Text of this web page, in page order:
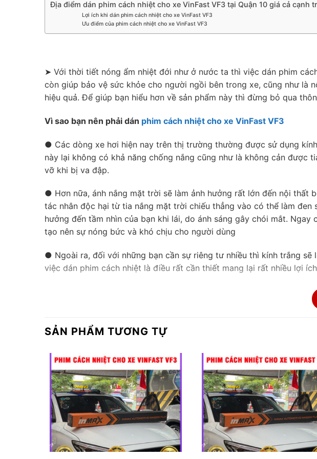
Địa điểm dán phim cách nhiệt cho xe VinFast VF3 tại Quận 10 giá cả
Lợi ích khi dán phim cách nhiệt cho xe VinFast VF3
Ưu điểm của phim cách nhiệt cho xe VinFast VF3
➤ Với thời tiết nóng ẩm nhiệt đới như ở nước ta thì việc dán phim
còn giúp bảo vệ sức khỏe cho người ngồi bên trong xe, cũng như là
hiệu quả. Để giúp bạn hiểu hơn về sản phẩm này thì đừng bỏ qua
Vì sao bạn nên phải dán phim cách nhiệt cho xe VinFast VF3
● Các dòng xe hơi hiện nay trên thị trường thường được sử dụng
này lại không có khả năng chống nắng cũng như là không cản
vỡ khi bị va đập.
● Hơn nữa, ánh nắng mặt trời sẽ làm ảnh hưởng rất lớn đến nội thất
tác nhân độc hại từ tia nắng mặt trời chiếu thẳng vào có thể làm
hưởng đến tầm nhìn của bạn khi lái, do ánh sáng gây chói mắt.
tạo nên sự nóng bức và khó chịu cho người dùng
● Ngoài ra, đối với những bạn cần sự riêng tư nhiều thì kính trắng
việc dán phim cách nhiệt là điều rất cần thiết mang lại rất nhiều lợi
SẢN PHẨM TƯƠNG TỰ